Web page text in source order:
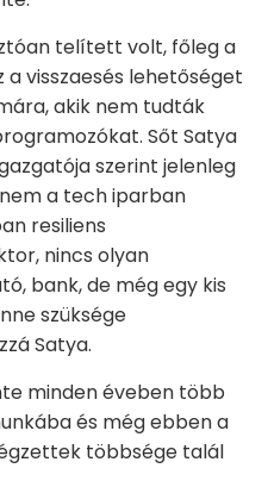
telített volt, főleg a
visszaesés lehetőséget
akik nem tudták
Sőt Satya
szerint jelenleg
a tech iparban
resiliens
nincs olyan
bank, de még egy kis
szüksége
Satya.
minden éveben több
és még ebben a
többsége talál